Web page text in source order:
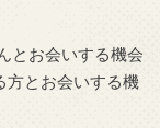
とお会いする機会
方とお会いする機